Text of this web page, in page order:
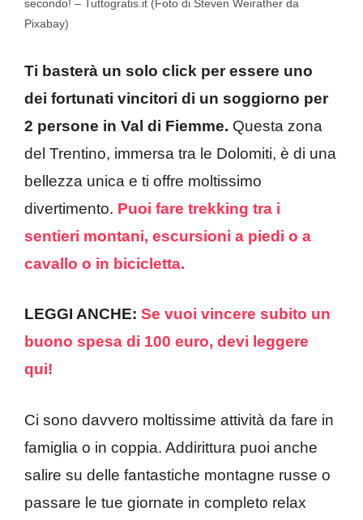
secondo! – Tuttogratis.it (Foto di Steven Weirather da
Pixabay)
Ti basterà un solo click per essere uno
dei fortunati vincitori di un soggiorno per
2 persone in Val di Fiemme. Questa zona
del Trentino, immersa tra le Dolomiti, è di una
bellezza unica e ti offre moltissimo
divertimento. Puoi fare trekking tra i
sentieri montani, escursioni a piedi o a
cavallo o in bicicletta.
LEGGI ANCHE: Se vuoi vincere subito un
buono spesa di 100 euro, devi leggere
qui!
Ci sono davvero moltissime attività da fare in
famiglia o in coppia. Addirittura puoi anche
salire su delle fantastiche montagne russe o
passare le tue giornate in completo relax